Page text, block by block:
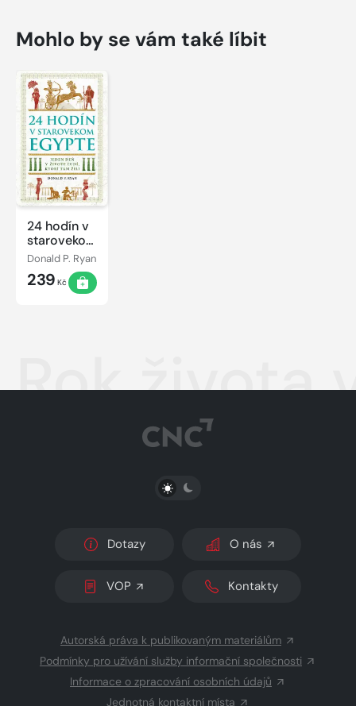
Mohlo by se vám také líbit
24 hodín v
starovekom
Egypte
Donald P. Ryan
239 Kč
Rok života
PŘEPNOUT SVĚTLÝ/TMAVÝ REŽIM
Dotazy O nás
VOP Kontakty
Autorská práva k publikovaným materiálům
Podmínky pro užívání služby informační společnosti
Informace o zpracování osobních údajů
Jednotná kontaktní místa